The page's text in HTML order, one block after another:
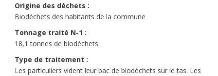
Origine des déchets :
Biodéchets des habitants de la commune
Tonnage traité N-1 :
18,1 tonnes de biodéchets
Type de traitement :
Les particuliers vident leur bac de biodéchets sur le tas. Les